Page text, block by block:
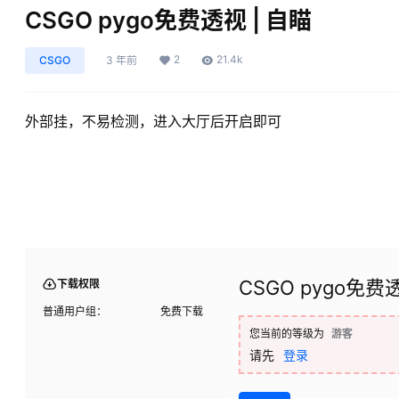
CSGO pygo免费透视 | 自瞄
CSGO 3 年前 2 21.4k
外部挂，不易检测，进入大厅后开启即可
下载权限
普通用户组： 免费下载
CSGO pygo免费
您当前的等级为 游客
请先 登录